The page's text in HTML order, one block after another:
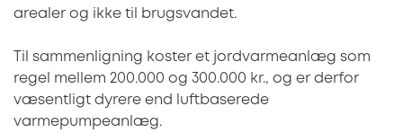
arealer og ikke til brugsvandet.
Til sammenligning koster et jordvarmeanlæg som
regel mellem 200.000 og 300.000 kr., og er derfor
væsentligt dyrere end luftbaserede
varmepumpeanlæg.